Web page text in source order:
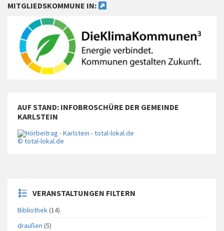
MITGLIEDSKOMMUNE IN:
AUF STAND: INFOBROSCHÜRE DER GEMEINDE
KARLSTEIN
© total-lokal.de
VERANSTALTUNGEN FILTERN
Bibliothek(14)
draußen (5)